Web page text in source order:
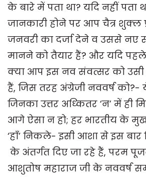
के बारे में पता था? यदि नहीं पता
जानकारी होने पर आप चैत्र शुक्ल
जनवरी का दर्जा देने व उससे
मानने को तैयार हैं? और यदि पहले
क्या आप इस नव संवत्सर को उसी
हैं, जिस तरह अंग्रेजी नववर्ष को?-
जिनका उत्तर अध्कितर ‘न’ में ही
आगे ऐसा न हो; हर भारतीय के
‘हाँ’ निकले- इसी आशा से इस बार
के अंतर्गत दिए जा रहे हैं, परम
आशुतोष महाराज जी के नववर्ष